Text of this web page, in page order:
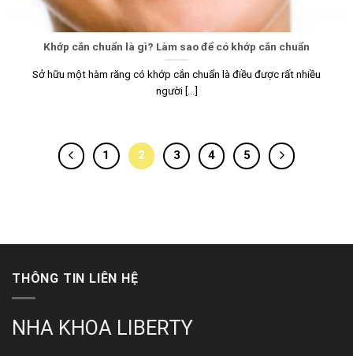
Khớp cắn chuẩn là gì? Làm sao để có khớp cắn chuẩn
Sở hữu một hàm răng có khớp cắn chuẩn là điều được rất nhiều
người [...]
1 2 3 4 5
THÔNG TIN LIÊN HỆ
NHA KHOA LIBERTY